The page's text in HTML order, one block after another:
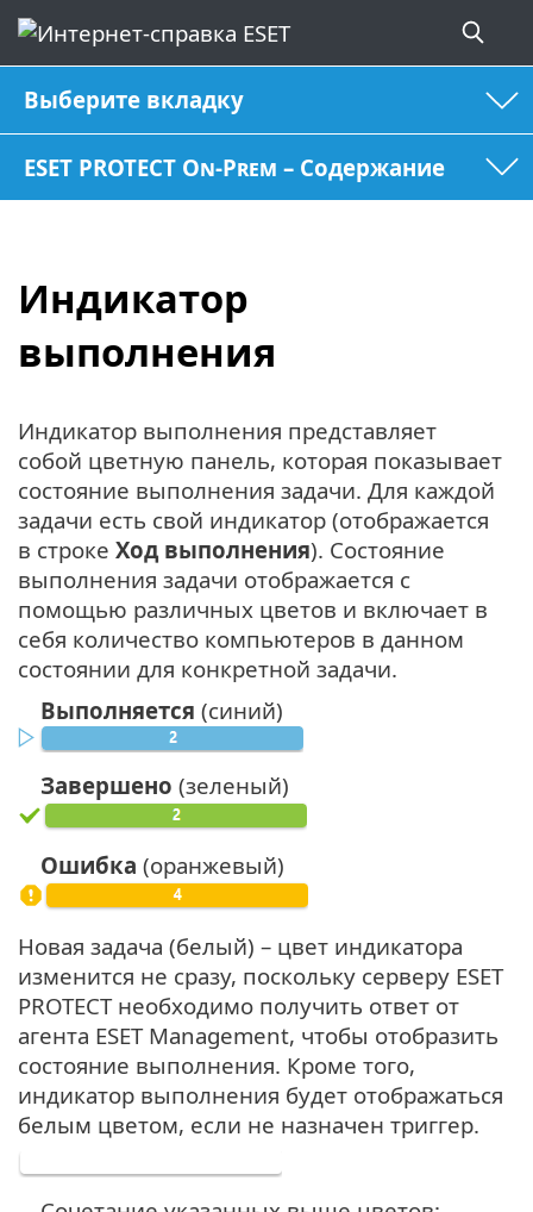
Выберите вкладку
ESET PROTECT On-Prem – Содержание
Индикатор
выполнения
Индикатор выполнения представляет
собой цветную панель, которая показывает
состояние выполнения задачи. Для каждой
задачи есть свой индикатор (отображается
в строке Ход выполнения). Состояние
выполнения задачи отображается с
помощью различных цветов и включает в
себя количество компьютеров в данном
состоянии для конкретной задачи.
Выполняется (синий)
Завершено (зеленый)
Ошибка (оранжевый)
Новая задача (белый) – цвет индикатора
изменится не сразу, поскольку серверу ESET
PROTECT необходимо получить ответ от
агента ESET Management, чтобы отобразить
состояние выполнения. Кроме того,
индикатор выполнения будет отображаться
белым цветом, если не назначен триггер.